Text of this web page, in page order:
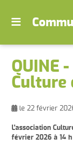
site
aller
menu
aller au
QUINE
Culture
le 22 février
L'association
février 2026 à 14